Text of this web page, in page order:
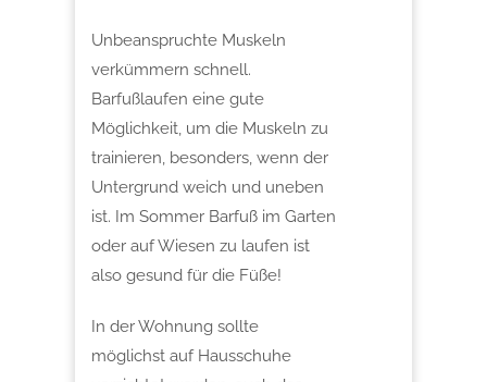
Unbeanspruchte Muskeln
verkümmern schnell.
Barfußlaufen eine gute
Möglichkeit, um die Muskeln zu
trainieren, besonders, wenn der
Untergrund weich und uneben
ist. Im Sommer Barfuß im Garten
oder auf Wiesen zu laufen ist
also gesund für die Füße!
In der Wohnung sollte
möglichst auf Hausschuhe